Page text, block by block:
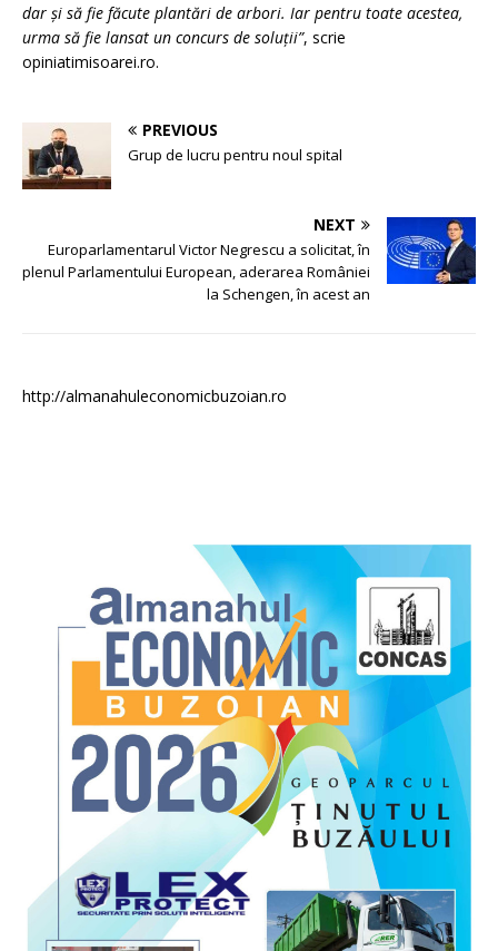
dar și să fie făcute plantări de arbori. Iar pentru toate acestea,
urma să fie lansat un concurs de soluții”, scrie
opiniatimisoarei.ro.
PREVIOUS
Grup de lucru pentru noul spital
NEXT
Europarlamentarul Victor Negrescu a solicitat, în
plenul Parlamentului European, aderarea României
la Schengen, în acest an
http://almanahuleconomicbuzoian.ro